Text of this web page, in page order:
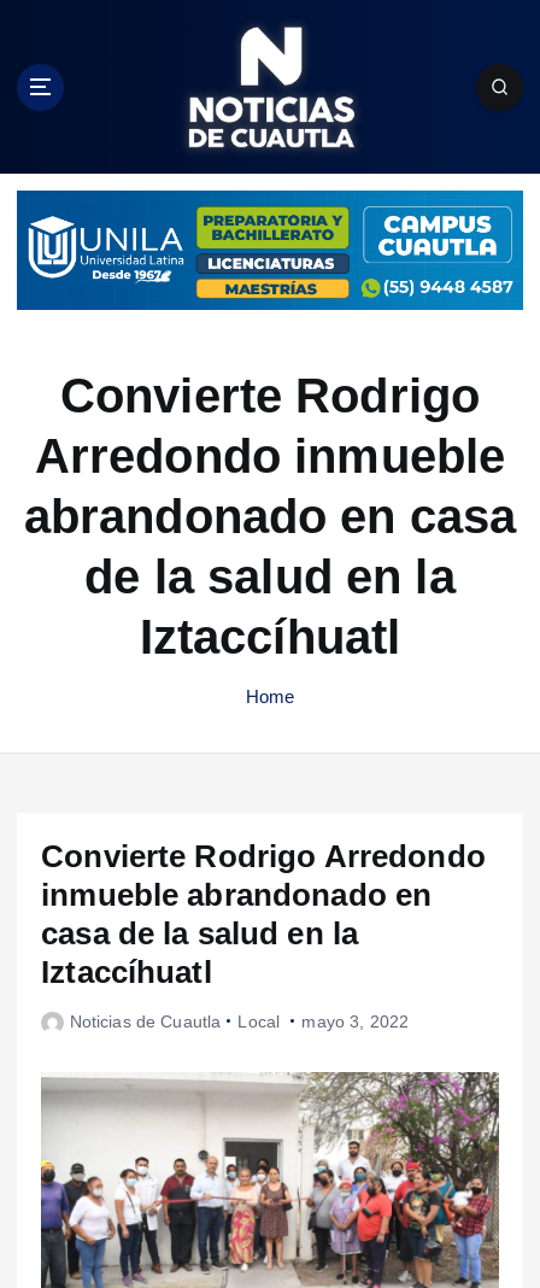
c
Convierte Rodrigo
Arredondo inmueble
abrandonado en casa
de la salud en la
Iztaccíhuatl
Home
Convierte Rodrigo Arredondo
inmueble abrandonado en
casa de la salud en la
Iztaccíhuatl
Noticias de Cuautla Local mayo 3, 2022